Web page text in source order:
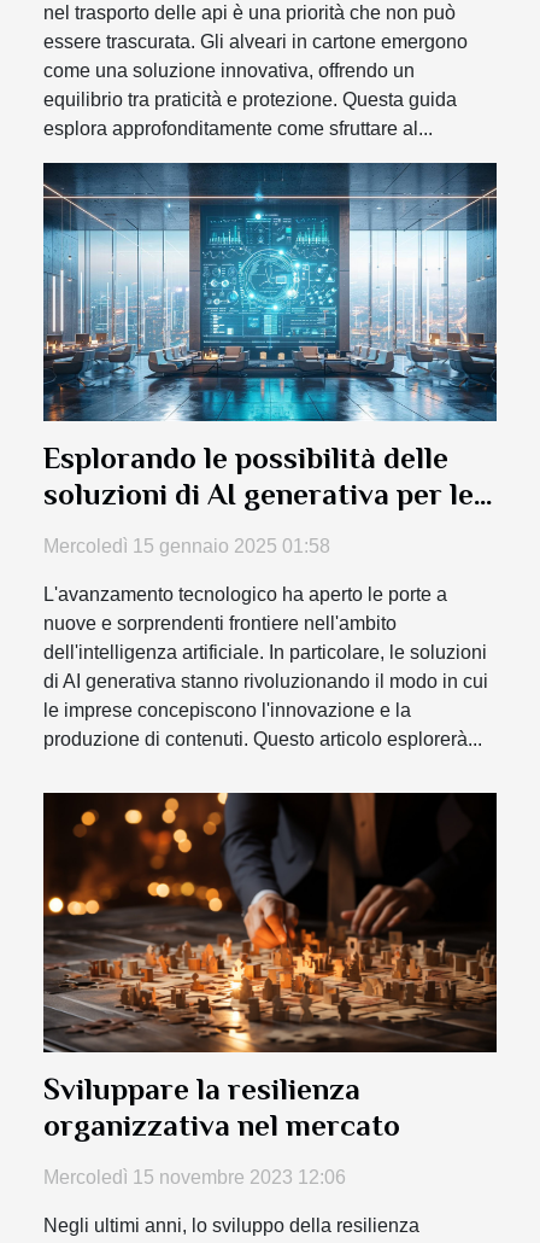
nel trasporto delle api è una priorità che non può
essere trascurata. Gli alveari in cartone emergono
come una soluzione innovativa, offrendo un
equilibrio tra praticità e protezione. Questa guida
esplora approfonditamente come sfruttare al...
Esplorando le possibilità delle
soluzioni di AI generativa per le
aziende
Mercoledì 15 gennaio 2025 01:58
L'avanzamento tecnologico ha aperto le porte a
nuove e sorprendenti frontiere nell'ambito
dell'intelligenza artificiale. In particolare, le soluzioni
di AI generativa stanno rivoluzionando il modo in cui
le imprese concepiscono l'innovazione e la
produzione di contenuti. Questo articolo esplorerà...
Sviluppare la resilienza
organizzativa nel mercato
Mercoledì 15 novembre 2023 12:06
Negli ultimi anni, lo sviluppo della resilienza